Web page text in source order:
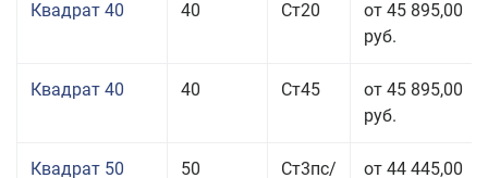
Квадрат 40 40 Ст20
от 45 895,00
руб.
Квадрат 40 40 Ст45
от 45 895,00
руб.
Квадрат 50 50
Ст3пс/
от 44 445,00